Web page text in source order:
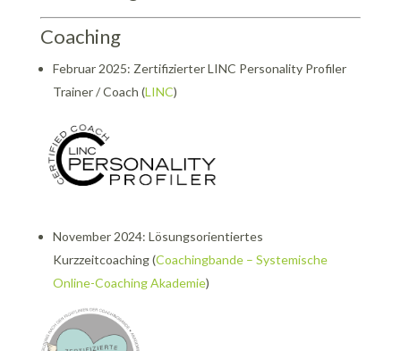
Coaching
Februar 2025: Zertifizierter LINC Personality Profiler
Trainer / Coach (LINC)
November 2024: Lösungsorientiertes
Kurzzeitcoaching (Coachingbande – Systemische
Online-Coaching Akademie)